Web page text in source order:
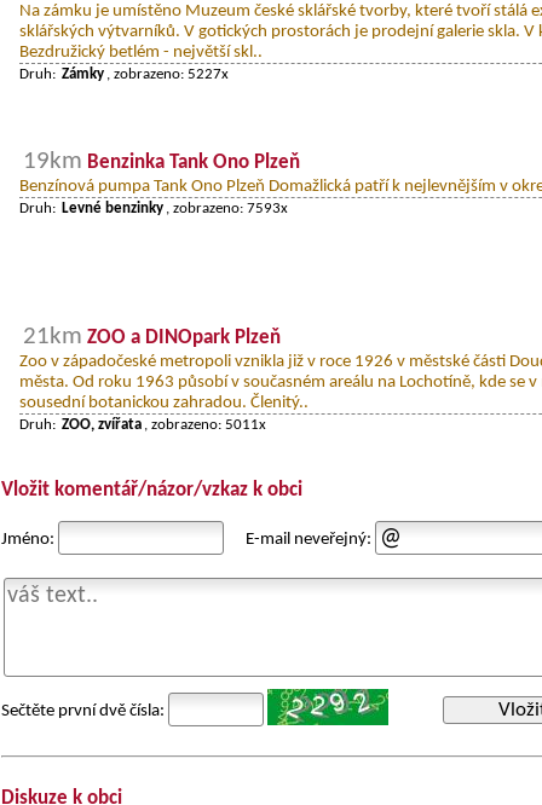
Na zámku je umístěno Muzeum české sklářské tvorby, které tvoří stálá
sklářských výtvarníků. V gotických prostorách je prodejní galerie skla. V
Bezdružický betlém - největší skl..
Druh: Zámky , zobrazeno: 5227x
19km Benzinka Tank Ono Plzeň
Benzínová pumpa Tank Ono Plzeň Domažlická patří k nejlevnějším v
Druh: Levné benzinky , zobrazeno: 7593x
21km ZOO a DINOpark Plzeň
Zoo v západočeské metropoli vznikla již v roce 1926 v městské části
města. Od roku 1963 působí v současném areálu na Lochotíně, kde se v
sousední botanickou zahradou. Členitý..
Druh: ZOO, zvířata , zobrazeno: 5011x
Vložit komentář/názor/vzkaz k obci
Jméno: E-mail neveřejný:
Sečtěte první dvě čísla:
Diskuze k obci